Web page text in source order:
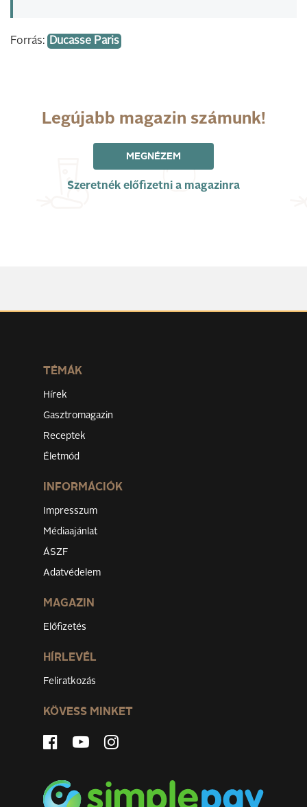
Forrás: Ducasse Paris
Legújabb magazin számunk!
MEGNÉZEM
Szeretnék előfizetni a magazinra
TÉMÁK
Hírek
Gasztromagazin
Receptek
Életmód
INFORMÁCIÓK
Impresszum
Médiaajánlat
ÁSZF
Adatvédelem
MAGAZIN
Előfizetés
HÍRLEVÉL
Feliratkozás
KÖVESS MINKET